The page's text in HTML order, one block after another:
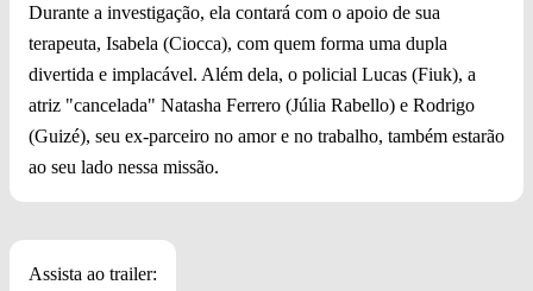
Durante a investigação, ela contará com o apoio de sua
terapeuta, Isabela (Ciocca), com quem forma uma dupla
divertida e implacável. Além dela, o policial Lucas (Fiuk), a
atriz "cancelada" Natasha Ferrero (Júlia Rabello) e Rodrigo
(Guizé), seu ex-parceiro no amor e no trabalho, também estarão
ao seu lado nessa missão.
Assista ao trailer: